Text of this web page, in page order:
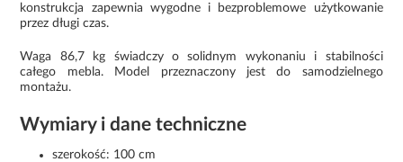
konstrukcja zapewnia wygodne i bezproblemowe użytkowanie
przez długi czas.
Waga 86,7 kg świadczy o solidnym wykonaniu i stabilności
całego mebla. Model przeznaczony jest do samodzielnego
montażu.
Wymiary i dane techniczne
szerokość: 100 cm